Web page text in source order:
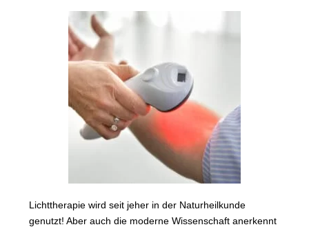
Lichttherapie wird seit jeher in der Naturheilkunde
genutzt! Aber auch die moderne Wissenschaft anerkennt